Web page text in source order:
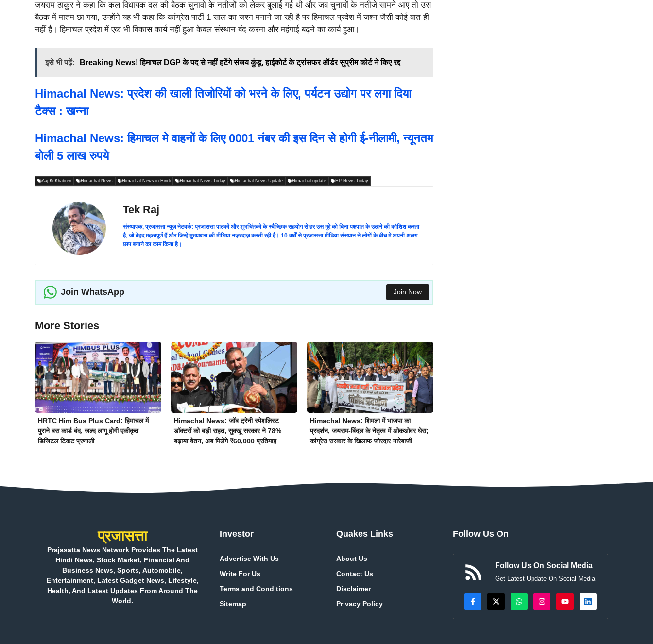
जयराम ठाकुर ने कहा कि कल विधायक दल की बैठक चुनावो के नतीजों को लेकर बुलाई गई थी और जब चुनावों के नतीजे सामने आए तो उस
बैठक में मातम छा गया, उन्होंने यह भी कहा कि कांग्रेस पार्टी 1 साल का जश्न मनाने जा रही है पर हिमाचल प्रदेश में जश्न जैसी कोई बात ही
नहीं है। हिमाचल प्रदेश में एक भी विकास कार्य नहीं हुआ केवल संस्थान बंद करना और महंगाई बढ़ने का कार्य हुआ।
इसे भी पढ़ें: Breaking News! हिमाचल DGP के पद से नहीं हटेंगे संजय कुंडू, हाईकोर्ट के ट्रांसफर ऑर्डर सुप्रीम कोर्ट ने किए रद्द
Himachal News: प्रदेश की खाली तिजोरियों को भरने के लिए, पर्यटन उद्योग पर लगा दिया
टैक्स : खन्ना
Himachal News: हिमाचल मे वाहनों के लिए 0001 नंबर की इस दिन से होगी ई-नीलामी, न्यूनतम
बोली 5 लाख रुपये
Aaj Ki Khabren Himachal News Himachal News in Hindi Himachal News Today Himachal News Update Himachal update HP News Today
Tek Raj
संस्थापक, प्रजासत्ता न्यूज़ नेटवर्क: प्रजासत्ता पाठकों और शुभचिंतको के स्वैच्छिक सहयोग से हर उस मुद्दे को बिना पक्षपात के उठाने की कोशिश करता
है, जो बेहद महत्वपूर्ण हैं और जिन्हें मुख्यधारा की मीडिया नज़रंदाज़ करती रही है। 10 वर्षों से प्रजासत्ता मीडिया संस्थान ने लोगों के बीच में अपनी अलग
छाप बनाने का काम किया है।
Join WhatsApp Join Now
More Stories
HRTC Him Bus Plus Card: हिमाचल में
पुराने बस कार्ड बंद, जल्द लागू होगी एकीकृत
डिजिटल टिकट प्रणाली
Himachal News: जॉब ट्रेनी स्पेशलिस्ट
डॉक्टरों को बड़ी राहत, सुक्खू सरकार ने 78%
बढ़ाया वेतन, अब मिलेंगे ₹60,000 प्रतिमाह
Himachal News: शिमला में भाजपा का
प्रदर्शन, जयराम-बिंदल के नेतृत्व में ओकओवर घेरा;
कांग्रेस सरकार के खिलाफ जोरदार नारेबाजी
प्रजासत्ता
Prajasatta News Network Provides The Latest
Hindi News, Stock Market, Financial And
Business News, Sports, Automobile,
Entertainment, Latest Gadget News, Lifestyle,
Health, And Latest Updates From Around The
World.
Investor
Advertise With Us
Write For Us
Terms and Conditions
Sitemap
Quakes Links
About Us
Contact Us
Disclaimer
Privacy Policy
Follow Us On
Follow Us On Social Media
Get Latest Update On Social Media